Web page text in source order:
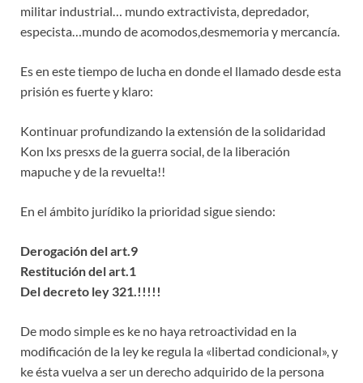
militar industrial… mundo extractivista, depredador,
especista…mundo de acomodos,desmemoria y mercancía.
Es en este tiempo de lucha en donde el llamado desde esta
prisión es fuerte y klaro:
Kontinuar profundizando la extensión de la solidaridad
Kon lxs presxs de la guerra social, de la liberación
mapuche y de la revuelta!!
En el ámbito jurídiko la prioridad sigue siendo:
Derogación del art.9
Restitución del art.1
Del decreto ley 321.!!!!!
De modo simple es ke no haya retroactividad en la
modificación de la ley ke regula la «libertad condicional», y
ke ésta vuelva a ser un derecho adquirido de la persona